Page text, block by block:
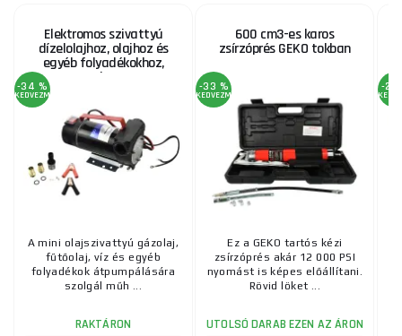
Elektromos szivattyú
dízelolajhoz, olajhoz és
egyéb folyadékokhoz,
max. 40 l/perc, 12V
-34 %
KEDVEZMÉNY
A mini olajszivattyú gázolaj,
fűtőolaj, víz és egyéb
folyadékok átpumpálására
szolgál műh ...
RAKTÁRON
600 cm3-es karos
zsírzóprés GEKO tokban
-33 %
KEDVEZMÉNY
Ez a GEKO tartós kézi
zsírzóprés akár 12 000 PSI
nyomást is képes előállítani.
Rövid löket ...
UTOLSÓ DARAB EZEN AZ ÁRON
-20